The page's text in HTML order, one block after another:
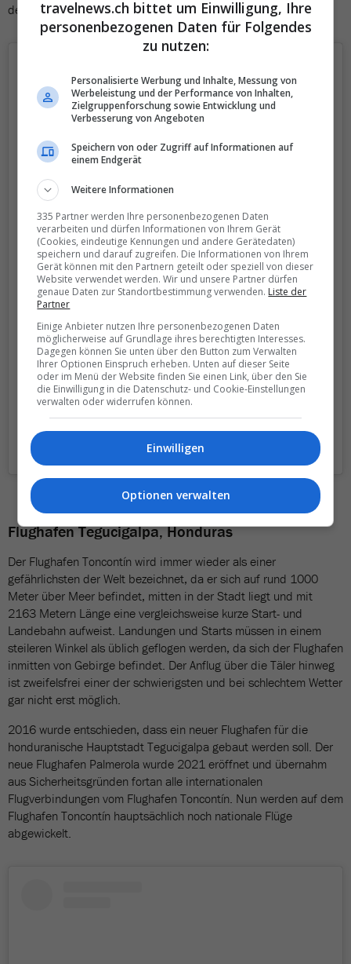
den Flug erschweren.
View this post on Instagram
A post shared by Utsav Bhandari (@bhandariutsav)
Flughafen Tegucigalpa, Honduras
Der Flughafen Toncontín wird immer wieder als einer
gefährlichsten der Welt bezeichnet, da er sich auf rund 1000
Meter über Meer befindet, mitten in der Stadt liegt und mit
2163 Metern Länge eine vergleichsweise kurze Start- und
Landebahn aufweist. Landungen und Starts müssen in einem
steileren Winkel als üblich geflogen werden, da sich der Flughafen
inmitten von Gebirge befindet. Der Anflug über die Täler hinweg
ist zweifelsfrei einer der schwierigsten und bei schlechtem Wetter
gar nicht erst möglich.
2016 wurde entschieden, dass ein neuer Flughafen für die
honduranische Hauptstadt Tegucigalpa gebaut werden soll. Der
neue Flughafen Palmerola wurde 2021 eröffnet und übernahm
aus Sicherheitsgründen fortan alle internationalen
Flugverbindungen vom Flughafen Toncontín. Nun werden auf dem
Flughafen Toncontín hauptsächlich noch nationale Flüge
abgewickelt.
travelnews.ch bittet um Einwilligung, Ihre
personenbezogenen Daten für Folgendes
zu nutzen:
Personalisierte Werbung und Inhalte, Messung von
Werbeleistung und der Performance von Inhalten,
Zielgruppenforschung sowie Entwicklung und
Verbesserung von Angeboten
Speichern von oder Zugriff auf Informationen auf
einem Endgerät
Weitere Informationen
335 Partner werden Ihre personenbezogenen Daten
verarbeiten und dürfen Informationen von Ihrem Gerät
(Cookies, eindeutige Kennungen und andere Gerätedaten)
speichern und darauf zugreifen. Die Informationen von Ihrem
Gerät können mit den Partnern geteilt oder speziell von dieser
Website verwendet werden. Wir und unsere Partner dürfen
genaue Daten zur Standortbestimmung verwenden. Liste der
Partner
Einige Anbieter nutzen Ihre personenbezogenen Daten
möglicherweise auf Grundlage ihres berechtigten Interesses.
Dagegen können Sie unten über den Button zum Verwalten
Ihrer Optionen Einspruch erheben. Unten auf dieser Seite
oder im Menü der Website finden Sie einen Link, über den Sie
die Einwilligung in die Datenschutz- und Cookie-Einstellungen
verwalten oder widerrufen können.
Einwilligen
Optionen verwalten